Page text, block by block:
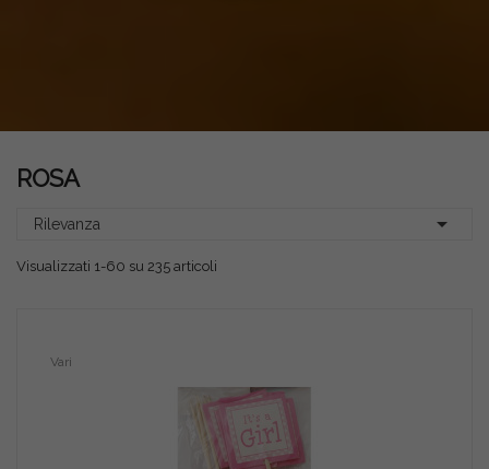
ROSA
Rilevanza 
Visualizzati 1-60 su 235 articoli
Vari